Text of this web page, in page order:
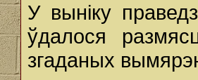
У выніку
ўдалося
згаданых